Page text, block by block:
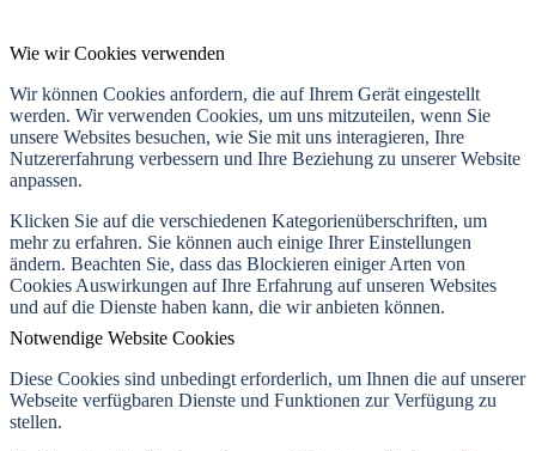
Wie wir Cookies verwenden
Wir können Cookies anfordern, die auf Ihrem Gerät eingestellt
werden. Wir verwenden Cookies, um uns mitzuteilen, wenn Sie
unsere Websites besuchen, wie Sie mit uns interagieren, Ihre
Nutzererfahrung verbessern und Ihre Beziehung zu unserer Website
anpassen.
Klicken Sie auf die verschiedenen Kategorienüberschriften, um
mehr zu erfahren. Sie können auch einige Ihrer Einstellungen
ändern. Beachten Sie, dass das Blockieren einiger Arten von
Cookies Auswirkungen auf Ihre Erfahrung auf unseren Websites
und auf die Dienste haben kann, die wir anbieten können.
Notwendige Website Cookies
Diese Cookies sind unbedingt erforderlich, um Ihnen die auf unserer
Webseite verfügbaren Dienste und Funktionen zur Verfügung zu
stellen.